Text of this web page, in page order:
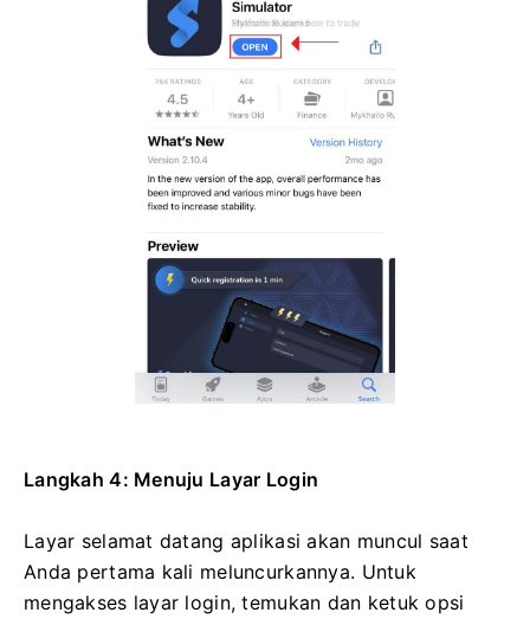
Langkah 4: Menuju Layar Login
Layar selamat datang aplikasi akan muncul saat
Anda pertama kali meluncurkannya. Untuk
mengakses layar login, temukan dan ketuk opsi